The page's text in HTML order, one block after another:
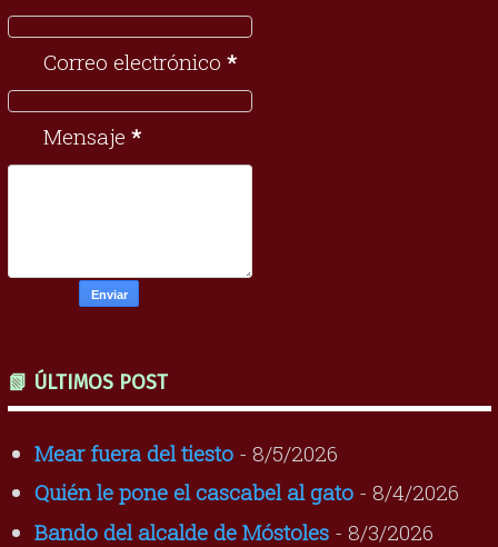
Correo electrónico *
Mensaje *
📗 ÚLTIMOS POST
Mear fuera del tiesto- 8/5/2026
Quién le pone el cascabel al gato- 8/4/2026
Bando del alcalde de Móstoles- 8/3/2026